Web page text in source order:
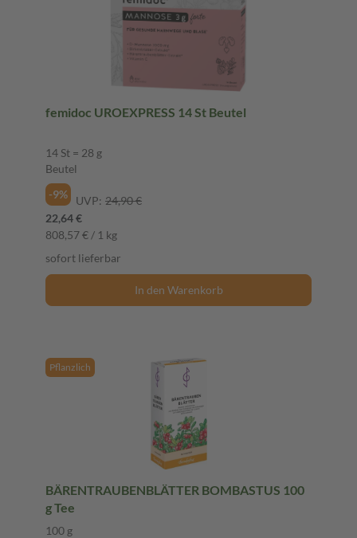
femidoc UROEXPRESS 14 St Beutel
14 St = 28 g
Beutel
-9%
UVP: 24,90 €
22,64 €
808,57 € / 1 kg
sofort lieferbar
In den Warenkorb
Pflanzlich
BÄRENTRAUBENBLÄTTER BOMBASTUS 100
g Tee
100 g